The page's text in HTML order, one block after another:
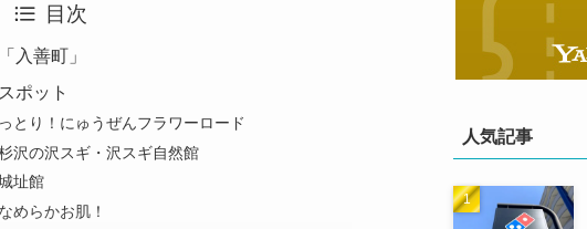
目次
入善町」
ポット
とり！にゅうぜんフラワーロード
沢の沢スギ・沢スギ自然館
址館
めらかお肌！
人気記事